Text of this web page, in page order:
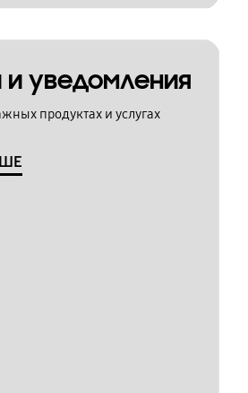
и уведомления
продуктах и услугах